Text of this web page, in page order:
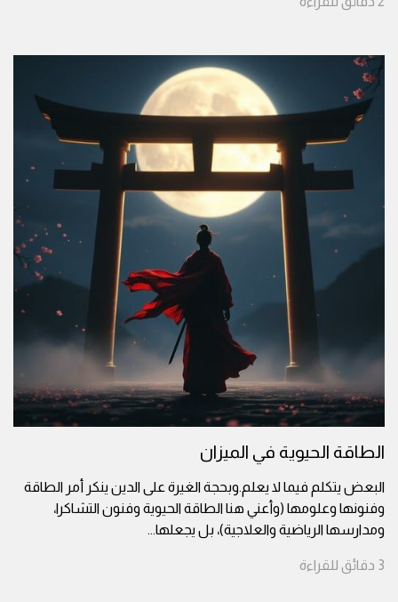
الطاقة الحيوية في الميزان
البعض يتكلم فيما لا يعلم.وبحجة الغيرة على الدين ينكر أمر الطاقة
وفنونها وعلومها (وأعني هنا الطاقة الحيوية وفنون التشاكرا،
ومدارسها الرياضية والعلاجية)، بل يجعلها...
3 دقائق للقراءة